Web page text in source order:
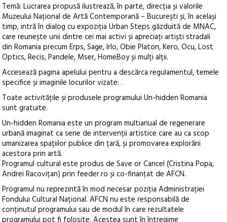
Temă: Lucrarea propusă ilustrează, în parte, direcția și valorile
Muzeului Național de Artă Contemporană – București și, în același
timp, intră în dialog cu expoziția Urban Steps găzduită de MNAC,
care reunește unii dintre cei mai activi și apreciați artiști stradali
din Romania precum Erps, Sage, Irlo, Obie Platon, Kero, Ocu, Lost
Optics, Recis, Pandele, Mser, HomeBoy și mulți alții.
Accesează pagina apelului pentru a descărca regulamentul, temele
specifice și imaginile locurilor vizate: .
Toate activitățile și produsele programului Un-hidden Romania
sunt gratuite.
Un-hidden Romania este un program multianual de regenerare
urbană imaginat ca serie de intervenții artistice care au ca scop
umanizarea spațiilor publice din țară, și promovarea explorării
acestora prin artă.
Programul cultural este produs de Save or Cancel (Cristina Popa,
Andrei Racovițan) prin feeder.ro și co-finanțat de AFCN.
Programul nu reprezintă în mod necesar poziția Administrației
Fondului Cultural Național. AFCN nu este responsabilă de
conținutul programului sau de modul în care rezultatele